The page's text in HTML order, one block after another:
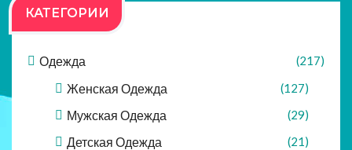
КАТЕГОРИИ
Одежда (217)
Женская Одежда (127)
Мужская Одежда (29)
Детская Одежда (21)